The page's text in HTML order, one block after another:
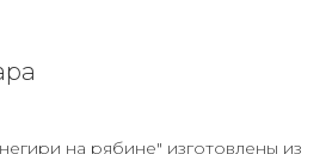
на рябине" изготовлены из